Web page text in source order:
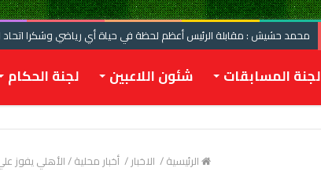
محمد حشيش : مقابلة الرئيس أعظم لحظة في حياة أي رياضي وشكرا
لجنة المسابقات شئون اللاعبين لجنة الحكام
الرئيسية/ الاخبار/ أخبار محلية/الأهلي يفوز علي الزمالك